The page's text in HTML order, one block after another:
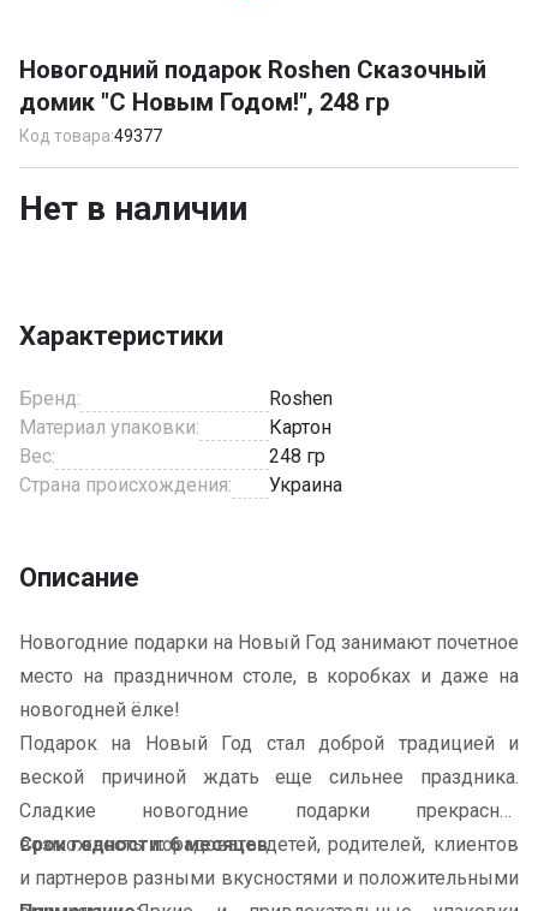
of
1
Новогодний подарок Roshen Сказочный
домик "С Новым Годом!", 248 гр
Код товара:49377
Нет в наличии
Характеристики
Бренд:
Roshen
Материал упаковки:
Картон
Вес:
248 гр
Страна происхождения:
Украина
Описание
Новогодние подарки на Новый Год занимают почетное
место на праздничном столе, в коробках и даже на
новогодней ёлке!
Подарок на Новый Год стал доброй традицией и
веской причиной ждать еще сильнее праздника.
Сладкие новогодние подарки прекрасная
возможность порадовать детей, родителей, клиентов
и партнеров разными вкусностями и положительными
Срок годности: 6 месяцев